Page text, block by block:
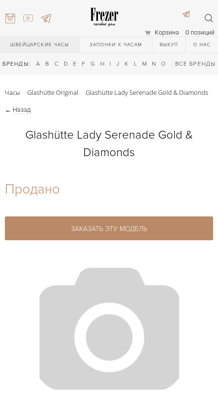
Корзина 0 позиций
ШВЕЙЦАРСКИЕ ЧАСЫ ЗАПОНКИ К ЧАСАМ ВЫКУП О НАС
БРЕНДЫ: A B C D E F G H I J K L M N O Q R S T
ВСЕ БРЕНДЫ
27-44
Часы Glashütte Original Glashütte Lady Serenade Gold & Diamonds
← Назад
Glashütte Lady Serenade Gold &
Diamonds
Продано
ЗАКАЗАТЬ ЭТУ МОДЕЛЬ